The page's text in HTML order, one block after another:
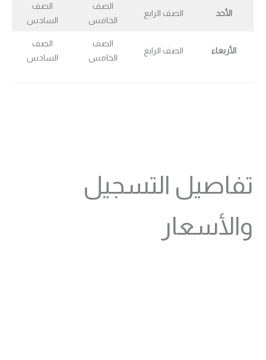
الأحد الصف الرابع
الصف
الخامس
الصف
السادس
الأربعاء الصف الرابع
الصف
الخامس
الصف
السادس
تفاصيل التسجيل
والأسعار